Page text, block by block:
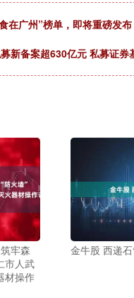
在广州”榜单，即将重磅发布
新备案超630亿元 私募证券
牢森
市人武
材操作
金牛股 西递